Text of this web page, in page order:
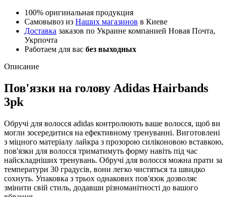
100% оригинальная продукция
Самовывоз из Наших магазинов в Киеве
Доставка заказов по Украине компанией Новая Почта,
Укрпочта
Работаем для вас без выходных
Описание
Пов'язки на голову Adidas Hairbands
3pk
Обручі для волосся adidas контролюють ваше волосся, щоб ви
могли зосередитися на ефективному тренуванні. Виготовлені
з міцного матеріалу лайкра з прозорою силіконовою вставкою,
пов'язки для волосся триматимуть форму навіть під час
найскладніших тренувань. Обручі для волосся можна прати за
температури 30 градусів, вони легко чистяться та швидко
сохнуть. Упаковка з трьох однакових пов'язок дозволяє
змінити свій стиль, додавши різноманітності до вашого